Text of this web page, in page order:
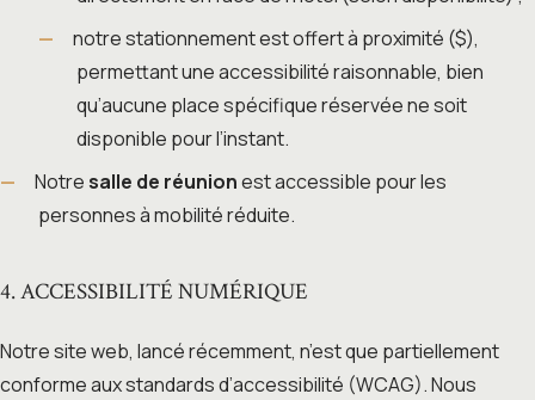
notre stationnement est offert à proximité ($),
permettant une accessibilité raisonnable, bien
qu’aucune place spécifique réservée ne soit
disponible pour l’instant.
Notresalle de réunionest accessible pour les
personnes à mobilité réduite.
4. ACCESSIBILITÉ NUMÉRIQUE
Notre site web, lancé récemment, n’est que partiellement
conforme aux standards d’accessibilité (WCAG). Nous